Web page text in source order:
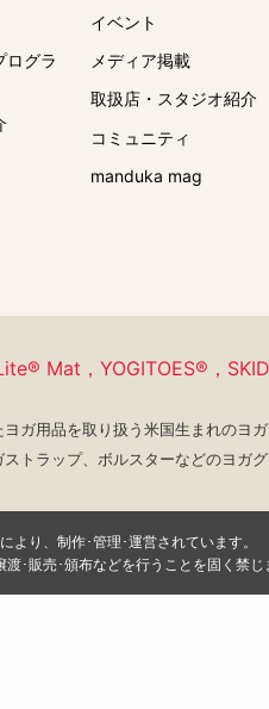
ログラ
イベント
メディア掲載
取扱店・スタジオ紹介
コミュニティ
manduka mag
Mat， YOGITOES®，
ガ用品を取り扱う米国生まれのヨガ
トラップ、 ボルスターなどのヨガ
り、制作･管理･運営されています。
･販売･頒布などを行うことを固く禁じ